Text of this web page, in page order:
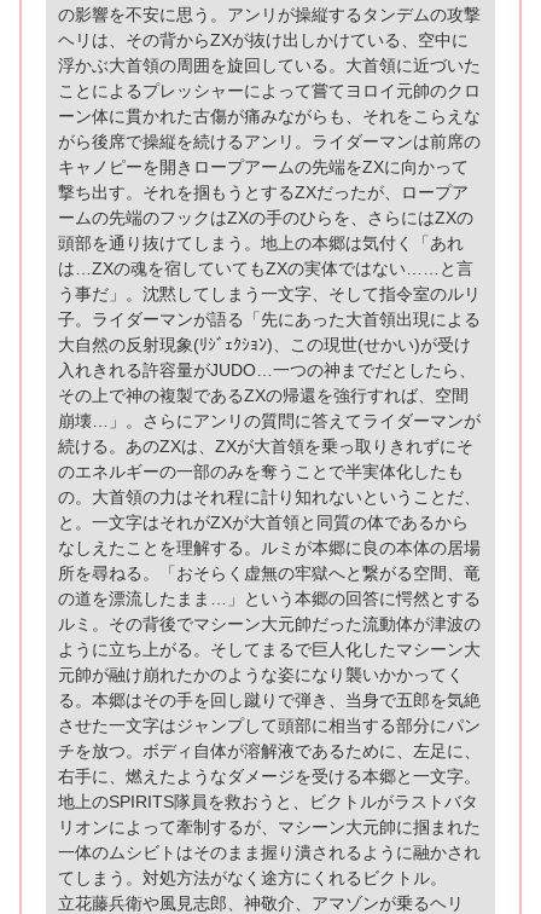
の影響を不安に思う。アンリが操縦するタンデムの攻撃
ヘリは、その背からZXが抜け出しかけている、空中に
浮かぶ大首領の周囲を旋回している。大首領に近づいた
ことによるプレッシャーによって嘗てヨロイ元帥のクロ
ーン体に貫かれた古傷が痛みながらも、それをこらえな
がら後席で操縦を続けるアンリ。ライダーマンは前席の
キャノピーを開きロープアームの先端をZXに向かって
撃ち出す。それを掴もうとするZXだったが、ロープア
ームの先端のフックはZXの手のひらを、さらにはZXの
頭部を通り抜けてしまう。地上の本郷は気付く「あれ
は…ZXの魂を宿していてもZXの実体ではない……と言
う事だ」。沈黙してしまう一文字、そして指令室のルリ
子。ライダーマンが語る「先にあった大首領出現による
大自然の反射現象(ﾘｼﾞｪｸｼｮﾝ)、この現世(せかい)が受け
入れきれる許容量がJUDO…一つの神までだとしたら、
その上で神の複製であるZXの帰還を強行すれば、空間
崩壊…」。さらにアンリの質問に答えてライダーマンが
続ける。あのZXは、ZXが大首領を乗っ取りきれずにそ
のエネルギーの一部のみを奪うことで半実体化したも
の。大首領の力はそれ程に計り知れないということだ、
と。一文字はそれがZXが大首領と同質の体であるから
なしえたことを理解する。ルミが本郷に良の本体の居場
所を尋ねる。「おそらく虚無の牢獄へと繋がる空間、竜
の道を漂流したまま…」という本郷の回答に愕然とする
ルミ。その背後でマシーン大元帥だった流動体が津波の
ように立ち上がる。そしてまるで巨人化したマシーン大
元帥が融け崩れたかのような姿になり襲いかかってく
る。本郷はその手を回し蹴りで弾き、当身で五郎を気絶
させた一文字はジャンプして頭部に相当する部分にパン
チを放つ。ボディ自体が溶解液であるために、左足に、
右手に、燃えたようなダメージを受ける本郷と一文字。
地上のSPIRITS隊員を救おうと、ビクトルがラストバタ
リオンによって牽制するが、マシーン大元帥に掴まれた
一体のムシビトはそのまま握り潰されるように融かされ
てしまう。対処方法がなく途方にくれるビクトル。
立花藤兵衛や風見志郎、神敬介、アマゾンが乗るヘリ